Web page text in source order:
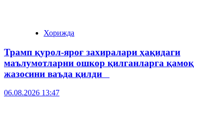
Хорижда
Трамп қурол-яроғ захиралари ҳақидаги
маълумотларни ошкор қилганларга қамоқ
жазосини ваъда қилди
06.08.2026 13:47